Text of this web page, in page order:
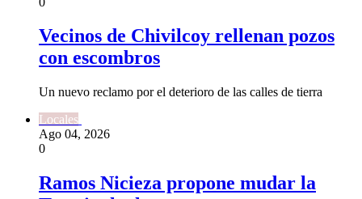
Vecinos de Chivilcoy rellenan pozos
con escombros
Un nuevo reclamo por el deterioro de las calles de tierra
Locales
Ago 04, 2026
0
Ramos Nicieza propone mudar la